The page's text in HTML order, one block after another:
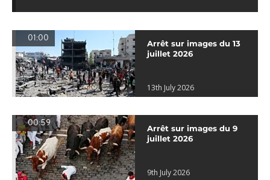
01:00
Arrêt sur images du 13
juillet 2026
13th July 2026
00:59
Arrêt sur images du 9
juillet 2026
9th July 2026